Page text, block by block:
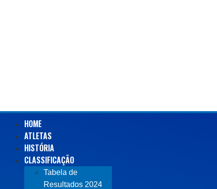
HOME
ATLETAS
HISTÓRIA
CLASSIFICAÇÃO
Tabela de
Resultados 2024